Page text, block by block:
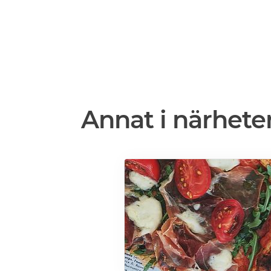
Annat i